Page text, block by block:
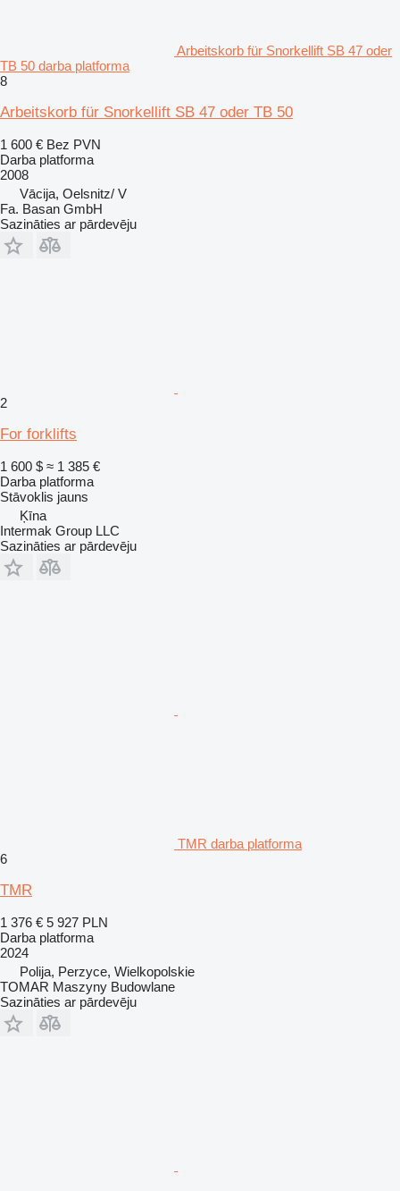
Arbeitskorb für Snorkellift SB 47 oder
TB 50 darba platforma
8
Arbeitskorb für Snorkellift SB 47 oder TB 50
1 600 € Bez PVN
Darba platforma
2008
Vācija, Oelsnitz/ V
Fa. Basan GmbH
Sazināties ar pārdevēju
2
For forklifts
1 600 $ ≈ 1 385 €
Darba platforma
Stāvoklis jauns
Ķīna
Intermak Group LLC
Sazināties ar pārdevēju
TMR darba platforma
6
TMR
1 376 € 5 927 PLN
Darba platforma
2024
Polija, Perzyce, Wielkopolskie
TOMAR Maszyny Budowlane
Sazināties ar pārdevēju